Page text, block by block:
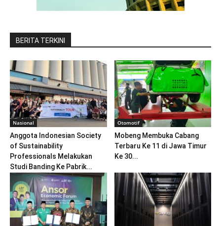
BERITA TERKINI
Nasional
Anggota Indonesian Society
of Sustainability
Professionals Melakukan
Studi Banding Ke Pabrik...
Otomotif
Mobeng Membuka Cabang
Terbaru Ke 11 di Jawa Timur
Ke 30...